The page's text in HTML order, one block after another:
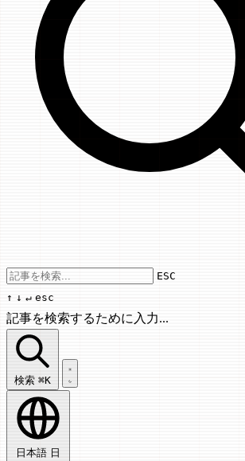
Use arrow keys
ESC
↑ ↓ ↵ esc
記事を検索するために入力...
記事を検索...
検索 ⌘K
日本語 日